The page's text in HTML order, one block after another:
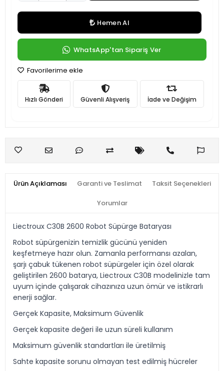
Hemen Al
WhatsApp'tan Sipariş Ver
Favorilerime ekle
Hızlı Gönderi Güvenli Alışveriş İade ve Değişim
Ürün Açıklaması Garanti ve Teslimat Taksit Seçenekleri
Yorumlar
Liectroux C30B 2600 Robot Süpürge Bataryası
Robot süpürgenizin temizlik gücünü yeniden
keşfetmeye hazır olun. Zamanla performansı azalan,
şarjı çabuk tükenen robot süpürgeler için özel olarak
geliştirilen 2600 batarya, Liectroux C30B modelinizle tam
uyum içinde çalışarak cihazınıza uzun ömür ve istikrarlı
enerji sağlar.
Gerçek Kapasite, Maksimum Güvenlik
Gerçek kapasite değeri ile uzun süreli kullanım
Maksimum güvenlik standartları ile üretilmiş
Sahte kapasite sorunu olmayan test edilmiş hücreler